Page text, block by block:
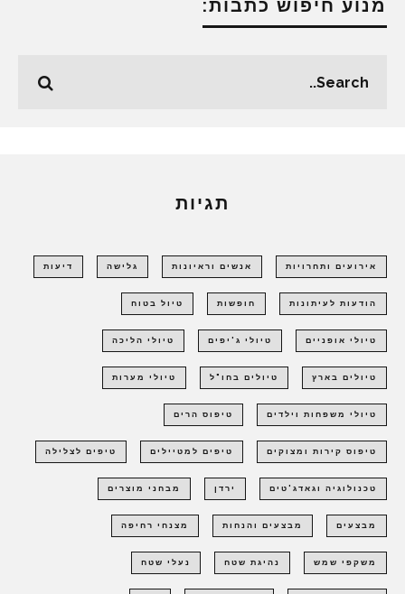
מנוע חיפוש כתבות:
תגיות
אירועים ותחרויות אנשים וראיונות גלישה דיעות
הודעות לעיתונות חופשות טיול בטוח
טיולי אופניים טיולי ג'יפים טיולי הליכה
טיולים בארץ טיולים בחו"ל טיולי מערות
טיולי משפחות וילדים טיפוס הרים
טיפוס קירות ומצוקים טיפים למטיילים טיפים לצלילה
טכנולוגיה וגאדג'טים ירדן מבחני מוצרים
מבצעים מבצעים והנחות מצנחי רחיפה
משקפי שמש נהיגת שטח נעלי שטח